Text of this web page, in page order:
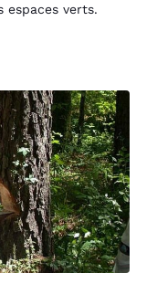
espaces verts.